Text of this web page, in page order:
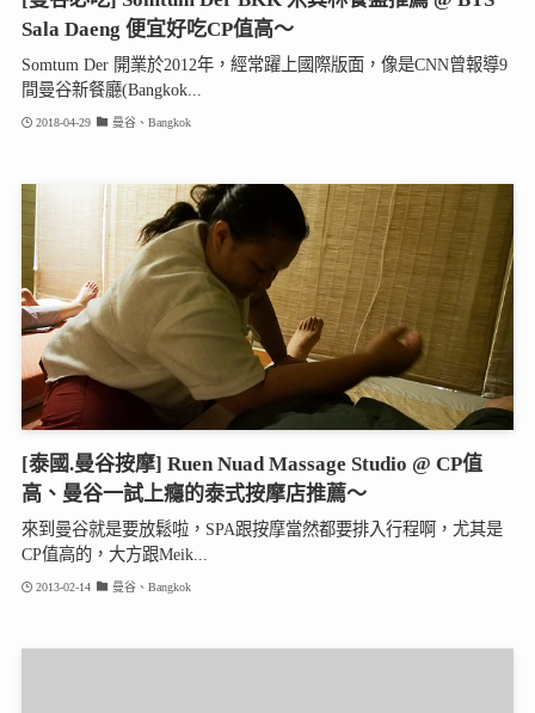
Sala Daeng 便宜好吃CP值高～
Somtum Der 開業於2012年，經常躍上國際版面，像是CNN曾報導9
間曼谷新餐廳(Bangkok...
2018-04-29 曼谷、Bangkok
[泰國.曼谷按摩] Ruen Nuad Massage Studio @ CP值
高、曼谷一試上癮的泰式按摩店推薦～
來到曼谷就是要放鬆啦，SPA跟按摩當然都要排入行程啊，尤其是
CP值高的，大方跟Meik...
2013-02-14 曼谷、Bangkok